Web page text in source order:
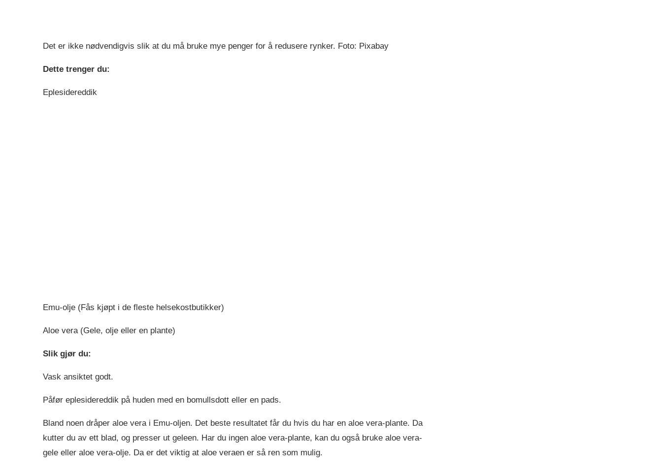
Det er ikke nødvendigvis slik at du må bruke mye penger for å redusere rynker. Foto: Pixabay
Dette trenger du:
Eplesidereddik
Emu-olje (Fås kjøpt i de fleste helsekostbutikker)
Aloe vera (Gele, olje eller en plante)
Slik gjør du:
Vask ansiktet godt.
Påfør eplesidereddik på huden med en bomullsdott eller en pads.
Bland noen dråper aloe vera i Emu-oljen. Det beste resultatet får du hvis du har en aloe vera-plante. Da
kutter du av ett blad, og presser ut geleen. Har du ingen aloe vera-plante, kan du også bruke aloe vera-
gele eller aloe vera-olje. Da er det viktig at aloe veraen er så ren som mulig.